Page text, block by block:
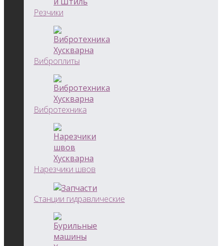
Резчики
Виброплиты
Вибротехника
Нарезчики швов
Станции гидравлические